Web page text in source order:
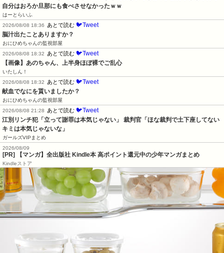
自分はおろか旦那にも食べさせなかったｗｗ
はーとらいふ
2026/08/08 18:36 あとで読む 🐦Tweet
脳汁出たことありますか？
おにひめちゃんの監視部屋
2026/08/08 18:32 あとで読む 🐦Tweet
【画像】あのちゃん、上半身ほぼ裸でご乱心
いたしん！
2026/08/08 18:32 あとで読む 🐦Tweet
献血でなにを貰いましたか？
おにひめちゃんの監視部屋
2026/08/08 21:28 あとで読む 🐦Tweet
江別リンチ犯「立って謝罪は本気じゃない」 裁判官「ほな裁判で土下座してない
キミは本気じゃないな」
ガールズVIPまとめ
2026/08/09
[PR] 【マンガ】全出版社 Kindle本 高ポイント還元中の少年マンガまとめ
Kindleストア